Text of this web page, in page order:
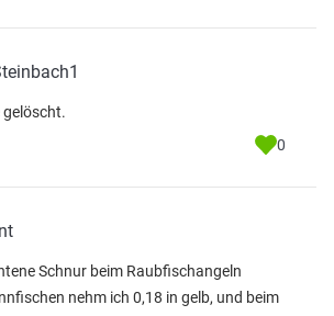
gelöscht.
0
Schnur beim Raubfischangeln
nehm ich 0,18 in gelb, und beim